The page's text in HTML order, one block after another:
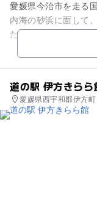
愛媛県今治市を走る
内海の砂浜に面して
た」が建ちます。敷
道の駅 伊方きらら
愛媛県西宇和郡伊方